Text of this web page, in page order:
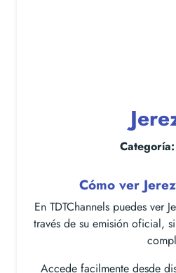
Categoría:
Cómo ver
En TDTChannels puedes ver
través de su emisión oficial,
Accede facilmente desde